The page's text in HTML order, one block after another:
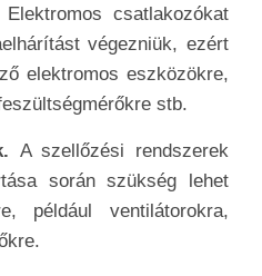
Elektromos csatlakozókat
végezniük, ezért
elektromos eszközökre,
stb.
A szellőzési rendszerek
során szükség lehet
például ventilátorokra,